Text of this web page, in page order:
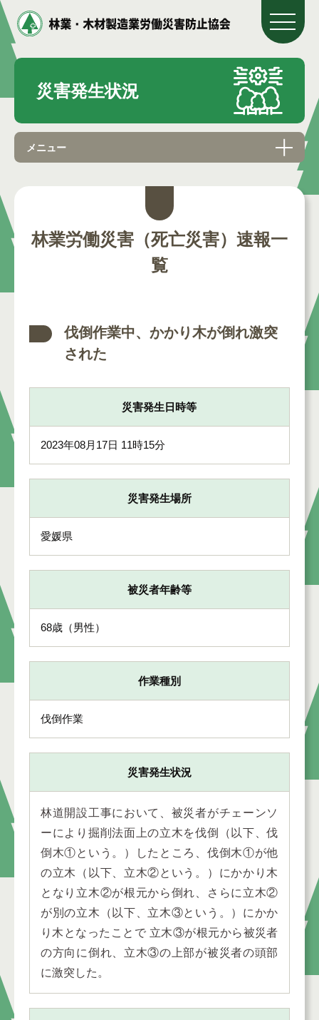
災害発生状況
メニュー
林業労働災害（死亡災害）速報一
覧
伐倒作業中、かかり木が倒れ激突
された
災害発生日時等
2023年08月17日 11時15分
災害発生場所
愛媛県
被災者年齢等
68歳（男性）
作業種別
伐倒作業
災害発生状況
林道開設工事において、被災者がチェーンソ
ーにより掘削法面上の立木を伐倒（以下、伐
倒木①という。）したところ、伐倒木①が他
の立木（以下、立木②という。）にかかり木
となり立木②が根元から倒れ、さらに立木②
が別の立木（以下、立木③という。）にかか
り木となったことで 立木③が根元から被災者
の方向に倒れ、立木③の上部が被災者の頭部
に激突した。